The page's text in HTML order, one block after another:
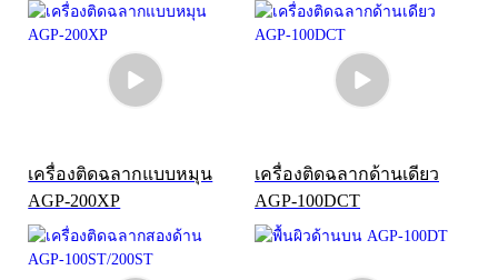
เครื่องติดฉลากแบบหมุน
AGP-200XP
เครื่องติดฉลากด้านเดียว
AGP-100DCT